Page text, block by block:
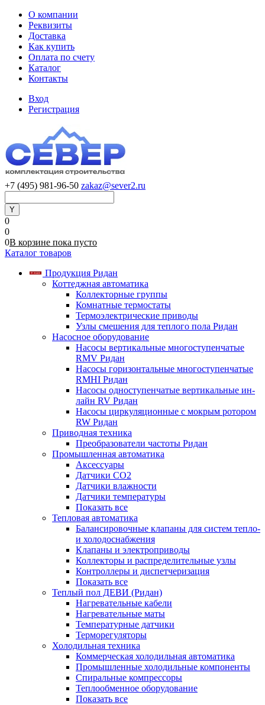
О компании
Реквизиты
Доставка
Как купить
Оплата по счету
Каталог
Контакты
Вход
Регистрация
+7 (495) 981-96-50 zakaz@sever2.ru
0
0
0В корзине пока пусто
Каталог товаров
Продукция Ридан
Коттеджная автоматика
Коллекторные группы
Комнатные термостаты
Термоэлектрические приводы
Узлы смешения для теплого пола Ридан
Насосное оборудование
Насосы вертикальные многоступенчатые
RMV Ридан
Насосы горизонтальные многоступенчатые
RMHI Ридан
Насосы одноступенчатые вертикальные ин-
лайн RV Ридан
Насосы циркуляционные с мокрым ротором
RW Ридан
Приводная техника
Преобразователи частоты Ридан
Промышленная автоматика
Аксессуары
Датчики CO2
Датчики влажности
Датчики температуры
Показать все
Тепловая автоматика
Балансировочные клапаны для систем тепло-
и холодоснабжения
Клапаны и электроприводы
Коллекторы и распределительные узлы
Контроллеры и диспетчеризация
Показать все
Теплый пол ДЕВИ (Ридан)
Нагревательные кабели
Нагревательные маты
Температурные датчики
Терморегуляторы
Холодильная техника
Коммерческая холодильная автоматика
Промышленные холодильные компоненты
Спиральные компрессоры
Теплообменное оборудование
Показать все